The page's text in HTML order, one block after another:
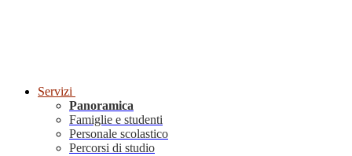
Servizi
Panoramica
Famiglie e studenti
Personale scolastico
Percorsi di studio